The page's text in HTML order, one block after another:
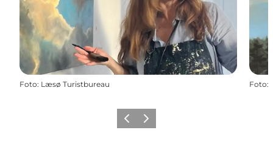
Foto: Læsø Turistbureau Foto:
Precedente
Avanti